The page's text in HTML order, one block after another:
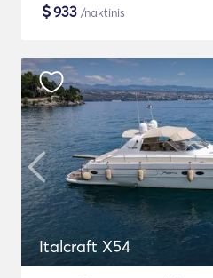
$933 /naktinis
Italcraft X54